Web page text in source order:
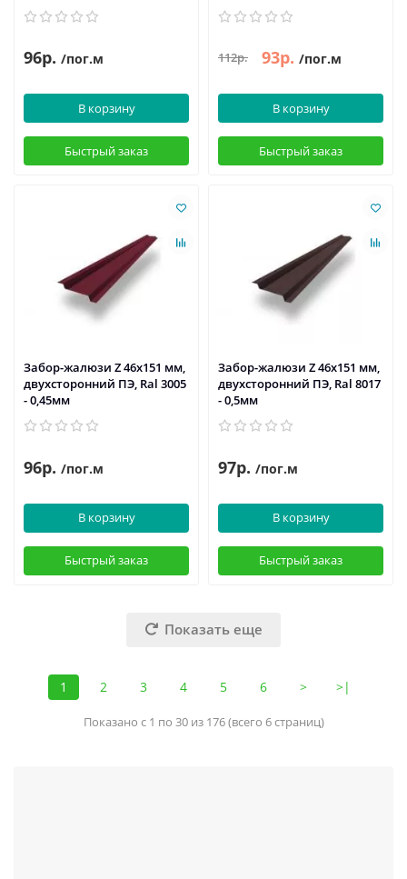
96р. /пог.м
В корзину
Быстрый заказ
112р. 93р. /пог.м
В корзину
Быстрый заказ
Забор-жалюзи Z 46х151 мм,
двухсторонний ПЭ, Ral 3005
- 0,45мм
96р. /пог.м
В корзину
Быстрый заказ
Забор-жалюзи Z 46х151 мм,
двухсторонний ПЭ, Ral 8017
- 0,5мм
97р. /пог.м
В корзину
Быстрый заказ
Показать еще
1 2 3 4 5 6 > >|
Показано с 1 по 30 из 176 (всего 6 страниц)